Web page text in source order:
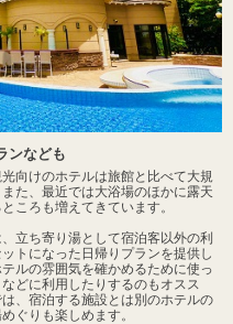
ンなども
向けのホテルは旅館と比べて大規
た、最近では大浴場のほかに露天
ころも増えてきています。
立ち寄り湯として宿泊客以外の利
トになった日帰りプランを提供し
ルの雰囲気を確かめるために使っ
どに利用したりするのもオスス
、宿泊する施設とは別のホテルの
ぐりも楽しめます。